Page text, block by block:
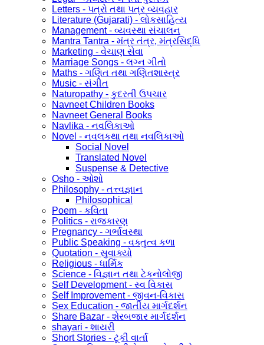
Letters - પત્રો તથા પત્ર વ્યવહાર
Literature (Gujarati) - લોકસાહિત્ય
Management - વ્યવસ્થા સંચાલન
Mantra Tantra - મંત્ર તંત્ર, મંત્રસિદ્ધિ
Marketing - વેચાણ સેવા
Marriage Songs - લગ્ન ગીતો
Maths - ગણિત તથા ગણિતશાસ્ત્ર
Music - સંગીત
Naturopathy - કુદરતી ઉપચાર
Navneet Children Books
Navneet General Books
Navlika - નવલિકાઓ
Novel - નવલકથા તથા નવલિકાઓ
Social Novel
Translated Novel
Suspense & Detective
Osho - ઓશો
Philosophy - તત્ત્વજ્ઞાન
Philosophical
Poem - કવિતા
Politics - રાજકારણ
Pregnancy - ગર્ભાવસ્થા
Public Speaking - વક્તુત્વ કળા
Quotation - સુવાક્યો
Religious - ધાર્મિક
Science - વિજ્ઞાન તથા ટેકનોલોજી
Self Development - સ્વ વિકાસ
Self Improvement - જીવન-વિકાસ
Sex Education - જાતીય માર્ગદર્શન
Share Bazar - શેરબજાર માર્ગદર્શન
shayari - શાયરી
Short Stories - ટૂંકી વાર્તા